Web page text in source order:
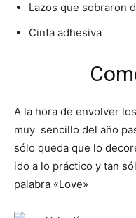
Lazos que sobraron
Cinta adhesiva
A la hora de envolver
muy sencillo del año
sólo queda que lo
ido a lo práctico y tan
palabra «Love»